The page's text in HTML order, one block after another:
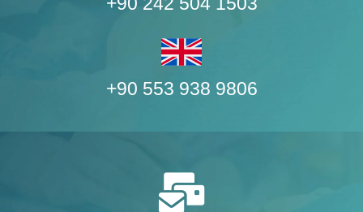
+90 553 938 9806